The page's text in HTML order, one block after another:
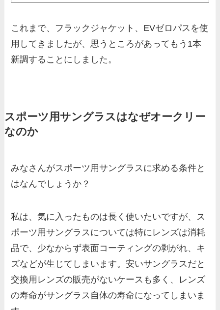
これまで、フラックジャケット、EVゼロパスを使
用してきましたが、思うところがあってもう1本
新調することにしました。
スポーツ用サングラスはなぜオークリー
なのか
みなさんがスポーツ用サングラスに求める条件と
はなんでしょうか？
私は、気に入ったものは長く使いたいですが、ス
ポーツ用サングラスについては特にレンズは消耗
品で、少なからず表面コーティングの剥がれ、キ
ズなどが生じてしまいます。安いサングラスだと
交換用レンズの販売がないケースも多く、レンズ
の寿命がサングラス自体の寿命になってしまいま